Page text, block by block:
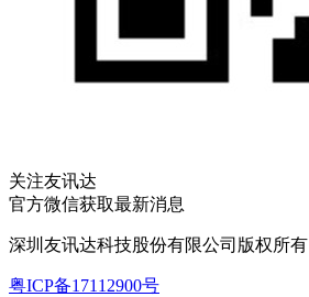
关注友讯达
官方微信获取最新消息
深圳友讯达科技股份有限公司版权所有
粤ICP备17112900号